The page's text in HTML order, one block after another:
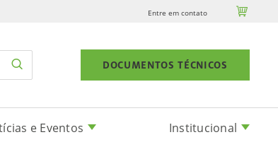
Entre em contato 
DOCUMENTOS TÉCNICOS
e Eventos Institucional